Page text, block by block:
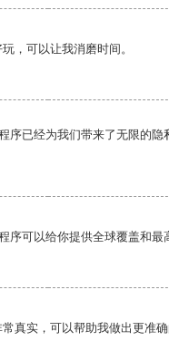
，可以让我消磨时间。
序已经为我们带来了无限的隐
序可以给你提供全球覆盖和最
真实，可以帮助我做出更准确